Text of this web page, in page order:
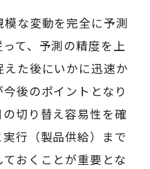
な変動を完全に予測
て、予測の精度を上
た後にいかに迅速か
後のポイントとなり
切り替え容易性を確
行（製品供給）まで
おくことが重要とな